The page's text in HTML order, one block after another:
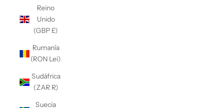
Reino
Unido
(GBP £)
Rumanía
(RON Lei)
Sudáfrica
(ZAR R)
Suecia